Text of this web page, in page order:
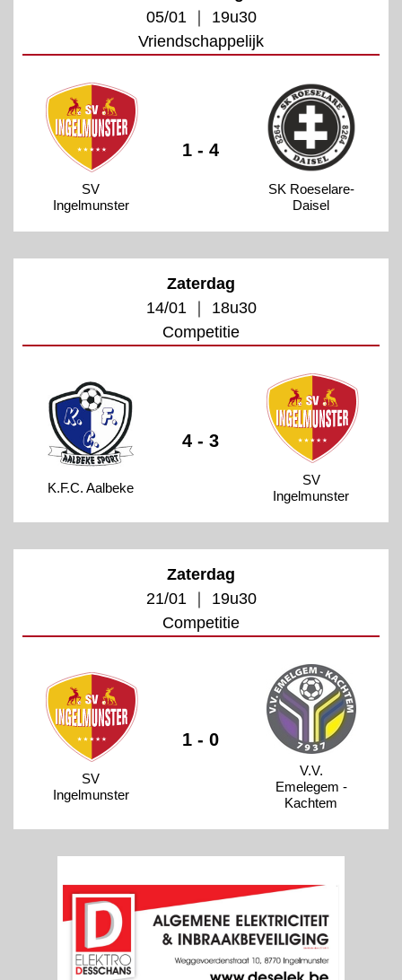
05/01 ｜ 19u30
Vriendschappelijk
SV
Ingelmunster
1 - 4
SK Roeselare-
Daisel
Zaterdag
14/01 ｜ 18u30
Competitie
K.F.C. Aalbeke
4 - 3
SV
Ingelmunster
Zaterdag
21/01 ｜ 19u30
Competitie
SV
Ingelmunster
1 - 0
V.V.
Emelegem -
Kachtem